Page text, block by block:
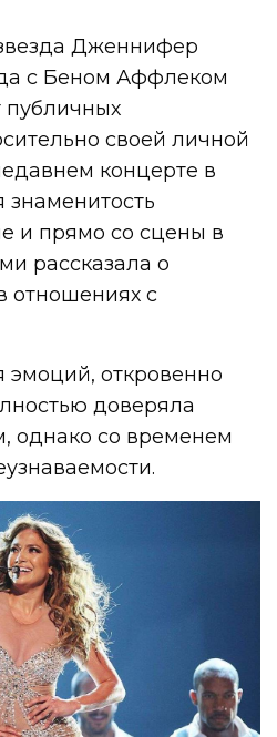
Дженнифер
с Беном Аффлеком
публичных
своей личной
концерте в
и прямо со сцены в
рассказала о
отношениях с
эмоций, откровенно
доверяла
однако со временем